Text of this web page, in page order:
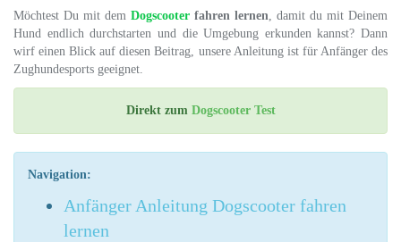
Möchtest Du mit dem Dogscooter fahren lernen, damit du mit Deinem
Hund endlich durchstarten und die Umgebung erkunden kannst? Dann
wirf einen Blick auf diesen Beitrag, unsere Anleitung ist für Anfänger des
Zughundesports geeignet.
Direkt zum Dogscooter Test
Navigation:
Anfänger Anleitung Dogscooter fahren
lernen